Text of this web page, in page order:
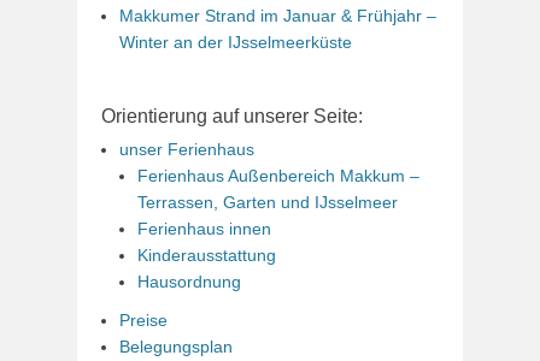
Makkumer Strand im Januar & Frühjahr –
Winter an der IJsselmeerküste
Orientierung auf unserer Seite:
unser Ferienhaus
Ferienhaus Außenbereich Makkum –
Terrassen, Garten und IJsselmeer
Ferienhaus innen
Kinderausstattung
Hausordnung
Preise
Belegungsplan